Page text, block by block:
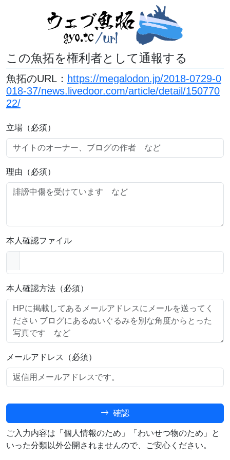
この魚拓を権利者として通報する
魚拓のURL： https://megalodon.jp/2018-0729-0
018-37/news.livedoor.com/article/detail/150770
22/
立場（必須）
理由（必須）
本人確認ファイル
本人確認方法（必須）
メールアドレス（必須）
確認
ご入力内容は「個人情報のため」「わいせつ物のため」と
いった分類以外公開されませんので、ご安心ください。